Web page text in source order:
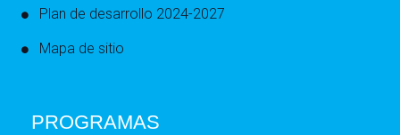
Plan de desarrollo 2024-2027
Mapa de sitio
PROGRAMAS